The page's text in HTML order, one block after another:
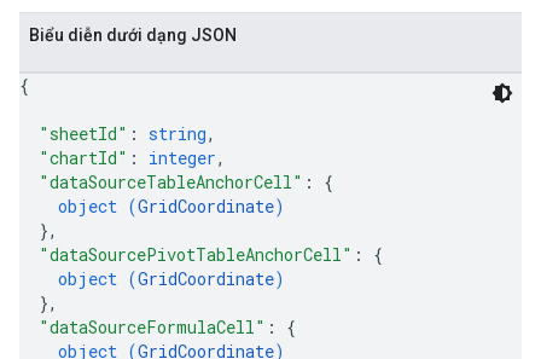
Biểu diễn dưới dạng JSON
{
"sheetId" : string,
"chartId" : integer,
"dataSourceTableAnchorCell" : {
object (GridCoordinate)
},
"dataSourcePivotTableAnchorCell" : {
object (GridCoordinate)
},
"dataSourceFormulaCell" : {
object (GridCoordinate)